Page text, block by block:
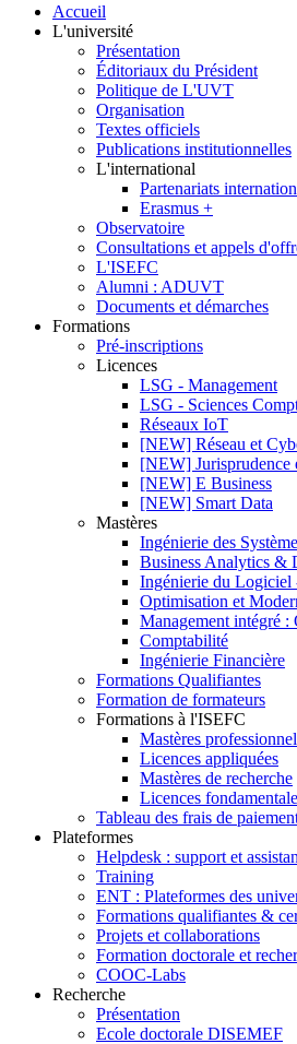
Accueil
L'université
Présentation
Éditoriaux du Président
Politique de L'UVT
Organisation
Textes officiels
Publications institutionnelles
L'international
Partenariats
Erasmus +
Observatoire
Consultations et appels
L'ISEFC
Alumni : ADUVT
Documents et démarches
Formations
Pré-inscriptions
Licences
LSG - Management
LSG - Sciences
Réseaux IoT
[NEW] Réseau et
[NEW] Jurisprudence
[NEW] E Business
[NEW] Smart Data
Mastères
Ingénierie des
Business Analytics &
Ingénierie du Logiciel
Optimisation et
Management intégré
Comptabilité
Ingénierie Financière
Formations Qualifiantes
Formation de formateurs
Formations à l'ISEFC
Mastères
Licences appliquées
Mastères de recherche
Licences
Tableau des frais de
Plateformes
Helpdesk : support et
Training
ENT : Plateformes des
Formations qualifiantes &
Projets et collaborations
Formation doctorale et
COOC-Labs
Recherche
Présentation
Ecole doctorale DISEMEF